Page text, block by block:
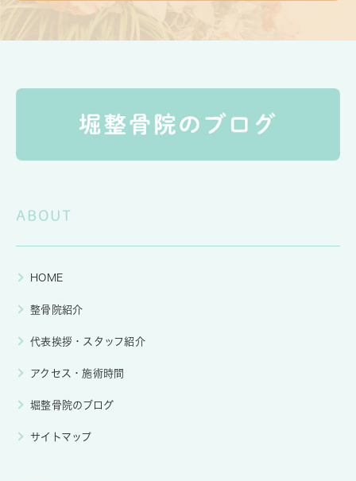
ABOUT
HOME
整骨院紹介
代表挨拶・スタッフ紹介
アクセス・施術時間
堀整骨院のブログ
サイトマップ